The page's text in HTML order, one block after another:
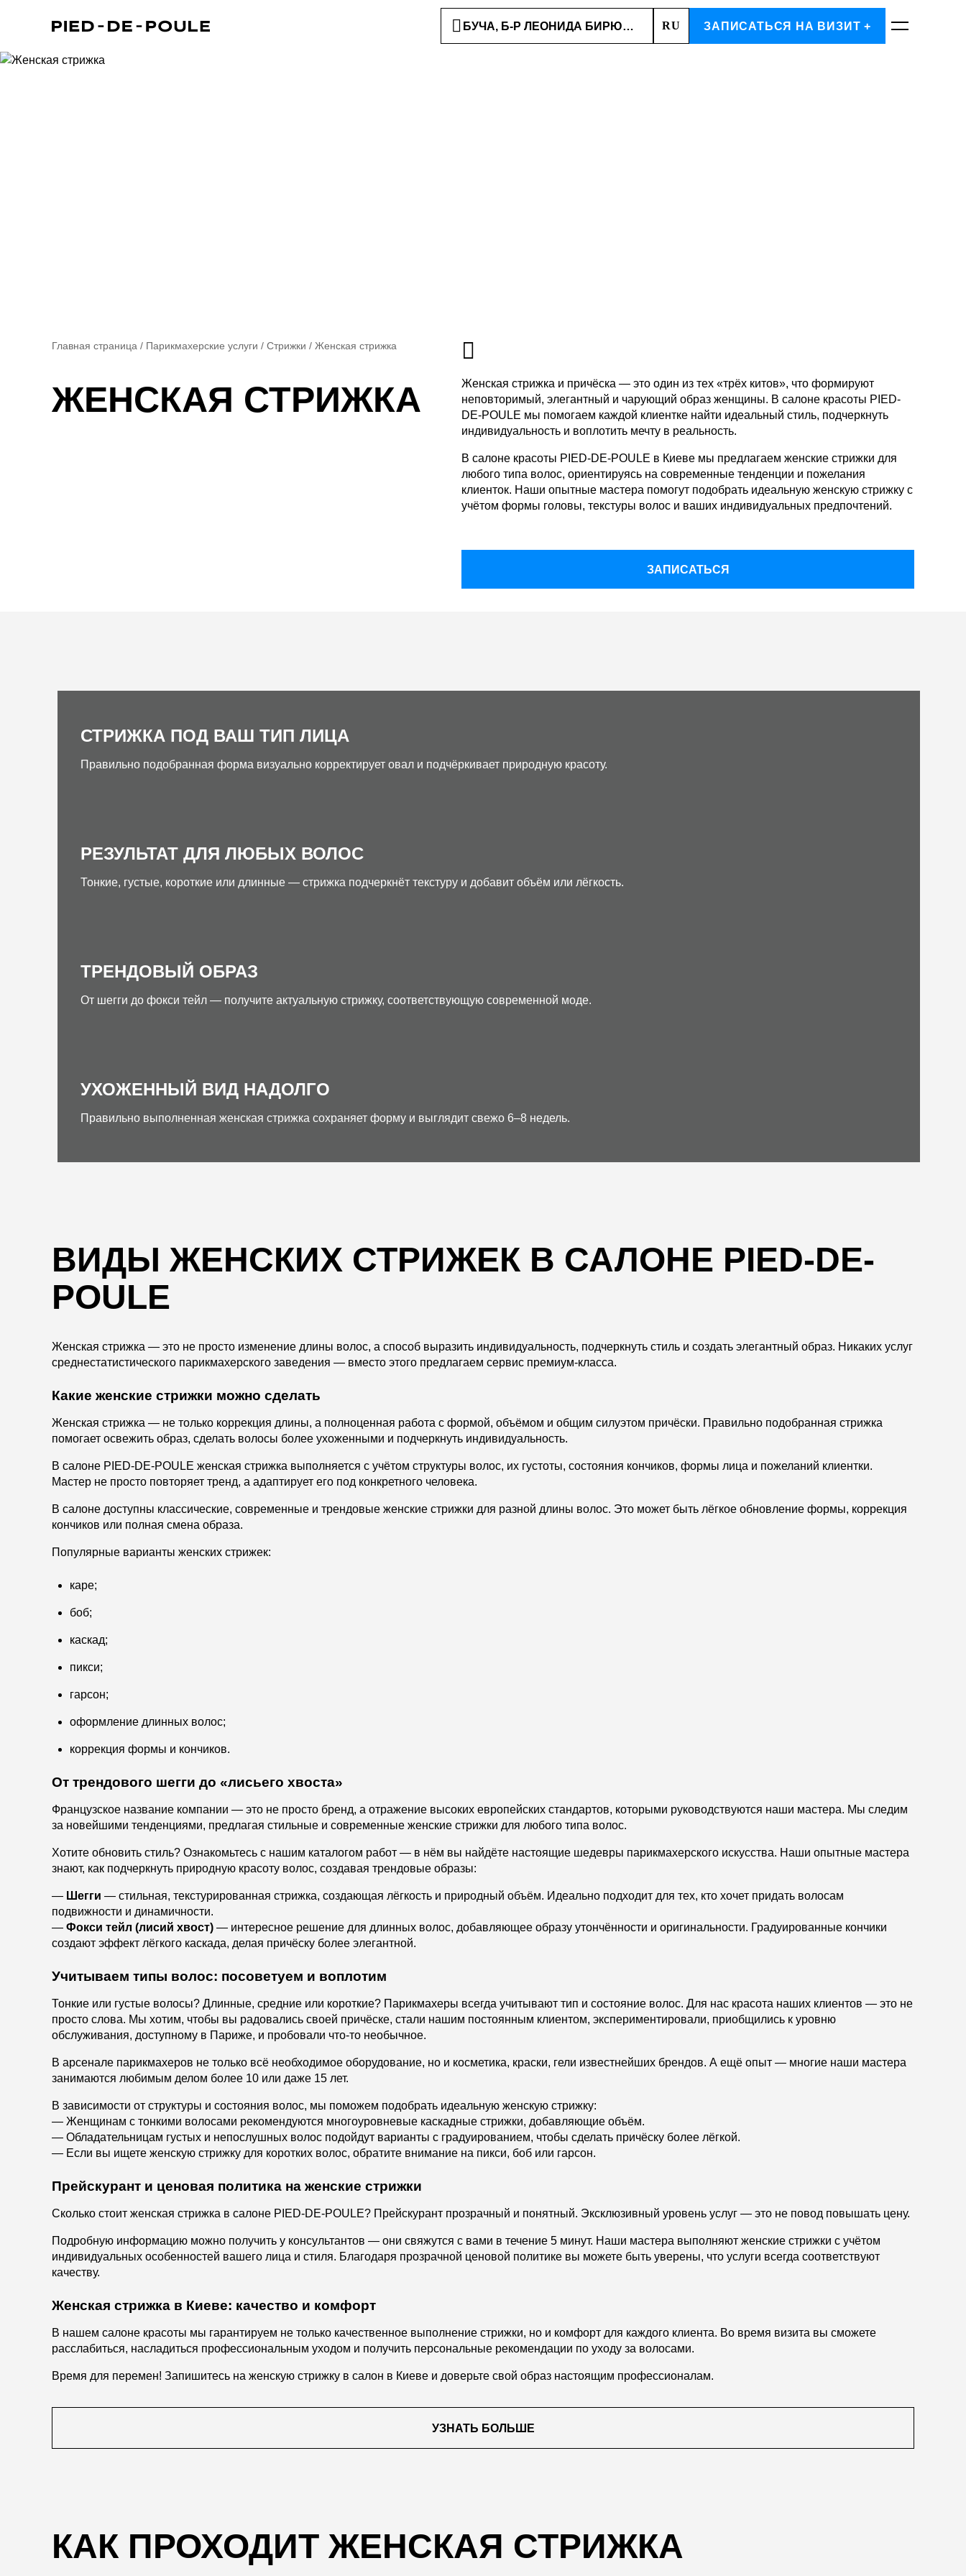
БУЧА, Б-Р ЛЕОНИДА БИРЮКОВА, 2RU ЗАПИСАТЬСЯ НА ВИЗИТ +
Главная страница / Парикмахерские услуги / Стрижки / Женская стрижка
ЖЕНСКАЯ СТРИЖКА
Женская стрижка и причёска — это один из тех «трёх китов», что формируют
неповторимый, элегантный и чарующий образ женщины. В салоне красоты PIED-
DE-POULE мы помогаем каждой клиентке найти идеальный стиль, подчеркнуть
индивидуальность и воплотить мечту в реальность.
В салоне красоты PIED-DE-POULE в Киеве мы предлагаем женские стрижки для
любого типа волос, ориентируясь на современные тенденции и пожелания
клиенток. Наши опытные мастера помогут подобрать идеальную женскую стрижку с
учётом формы головы, текстуры волос и ваших индивидуальных предпочтений.
ЗАПИСАТЬСЯ
СТРИЖКА ПОД ВАШ ТИП ЛИЦА
Правильно подобранная форма визуально корректирует овал и подчёркивает природную красоту.
РЕЗУЛЬТАТ ДЛЯ ЛЮБЫХ ВОЛОС
Тонкие, густые, короткие или длинные — стрижка подчеркнёт текстуру и добавит объём или лёгкость.
ТРЕНДОВЫЙ ОБРАЗ
От шегги до фокси тейл — получите актуальную стрижку, соответствующую современной моде.
УХОЖЕННЫЙ ВИД НАДОЛГО
Правильно выполненная женская стрижка сохраняет форму и выглядит свежо 6–8 недель.
ВИДЫ ЖЕНСКИХ СТРИЖЕК В САЛОНЕ PIED-DE-
POULE
Женская стрижка — это не просто изменение длины волос, а способ выразить индивидуальность, подчеркнуть стиль и создать элегантный образ. Никаких услуг
среднестатистического парикмахерского заведения — вместо этого предлагаем сервис премиум-класса.
Какие женские стрижки можно сделать
Женская стрижка — не только коррекция длины, а полноценная работа с формой, объёмом и общим силуэтом причёски. Правильно подобранная стрижка
помогает освежить образ, сделать волосы более ухоженными и подчеркнуть индивидуальность.
В салоне PIED-DE-POULE женская стрижка выполняется с учётом структуры волос, их густоты, состояния кончиков, формы лица и пожеланий клиентки.
Мастер не просто повторяет тренд, а адаптирует его под конкретного человека.
В салоне доступны классические, современные и трендовые женские стрижки для разной длины волос. Это может быть лёгкое обновление формы, коррекция
кончиков или полная смена образа.
Популярные варианты женских стрижек:
каре;
боб;
каскад;
пикси;
гарсон;
оформление длинных волос;
коррекция формы и кончиков.
От трендового шегги до «лисьего хвоста»
Французское название компании — это не просто бренд, а отражение высоких европейских стандартов, которыми руководствуются наши мастера. Мы следим
за новейшими тенденциями, предлагая стильные и современные женские стрижки для любого типа волос.
Хотите обновить стиль? Ознакомьтесь с нашим каталогом работ — в нём вы найдёте настоящие шедевры парикмахерского искусства. Наши опытные мастера
знают, как подчеркнуть природную красоту волос, создавая трендовые образы:
— Шегги — стильная, текстурированная стрижка, создающая лёгкость и природный объём. Идеально подходит для тех, кто хочет придать волосам
подвижности и динамичности.
— Фокси тейл (лисий хвост) — интересное решение для длинных волос, добавляющее образу утончённости и оригинальности. Градуированные кончики
создают эффект лёгкого каскада, делая причёску более элегантной.
Учитываем типы волос: посоветуем и воплотим
Тонкие или густые волосы? Длинные, средние или короткие? Парикмахеры всегда учитывают тип и состояние волос. Для нас красота наших клиентов — это не
просто слова. Мы хотим, чтобы вы радовались своей причёске, стали нашим постоянным клиентом, экспериментировали, приобщились к уровню
обслуживания, доступному в Париже, и пробовали что-то необычное.
В арсенале парикмахеров не только всё необходимое оборудование, но и косметика, краски, гели известнейших брендов. А ещё опыт — многие наши мастера
занимаются любимым делом более 10 или даже 15 лет.
В зависимости от структуры и состояния волос, мы поможем подобрать идеальную женскую стрижку:
— Женщинам с тонкими волосами рекомендуются многоуровневые каскадные стрижки, добавляющие объём.
— Обладательницам густых и непослушных волос подойдут варианты с градуированием, чтобы сделать причёску более лёгкой.
— Если вы ищете женскую стрижку для коротких волос, обратите внимание на пикси, боб или гарсон.
Прейскурант и ценовая политика на женские стрижки
Сколько стоит женская стрижка в салоне PIED-DE-POULE? Прейскурант прозрачный и понятный. Эксклюзивный уровень услуг — это не повод повышать цену.
Подробную информацию можно получить у консультантов — они свяжутся с вами в течение 5 минут. Наши мастера выполняют женские стрижки с учётом
индивидуальных особенностей вашего лица и стиля. Благодаря прозрачной ценовой политике вы можете быть уверены, что услуги всегда соответствуют
качеству.
Женская стрижка в Киеве: качество и комфорт
В нашем салоне красоты мы гарантируем не только качественное выполнение стрижки, но и комфорт для каждого клиента. Во время визита вы сможете
расслабиться, насладиться профессиональным уходом и получить персональные рекомендации по уходу за волосами.
Время для перемен! Запишитесь на женскую стрижку в салон в Киеве и доверьте свой образ настоящим профессионалам.
УЗНАТЬ БОЛЬШЕ
КАК ПРОХОДИТ ЖЕНСКАЯ СТРИЖКА